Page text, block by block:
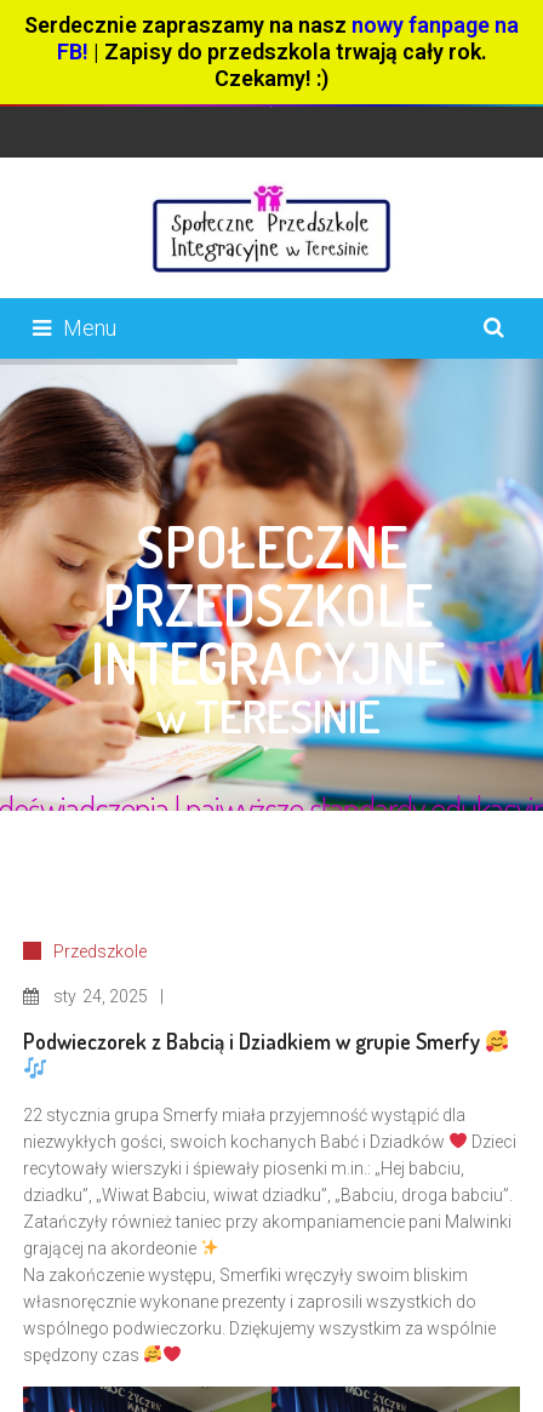
Serdecznie zapraszamy na nasz nowy fanpage na
FB! | Zapisy do przedszkola trwają cały rok.
Czekamy! :)
Menu
Przedszkole
sty 24, 2025
Podwieczorek z Babcią i Dziadkiem w grupie Smerfy
22 stycznia grupa Smerfy miała przyjemność wystąpić dla
niezwykłych gości, swoich kochanych Babć i Dziadków
Dzieci
recytowały wierszyki i śpiewały piosenki m.in.: „Hej babciu,
dziadku”, „Wiwat Babciu, wiwat dziadku”, „Babciu, droga babciu”.
Zatańczyły również taniec przy akompaniamencie pani Malwinki
grającej na akordeonie
Na zakończenie występu, Smerfiki wręczyły swoim bliskim
własnoręcznie wykonane prezenty i zaprosili wszystkich do
wspólnego podwieczorku. Dziękujemy wszystkim za wspólnie
spędzony czas